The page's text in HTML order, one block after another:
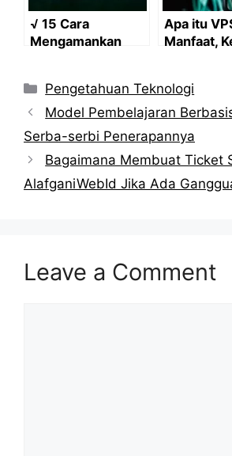
√ 15 Cara
Mengamankan
Apa itu
Manfaat,
Categories
Pengetahuan Teknologi
Model Pembelajaran
Serba-serbi Penerapannya
Bagaimana Membuat Ticket
AlafganiWebId Jika Ada
Leave a Comment